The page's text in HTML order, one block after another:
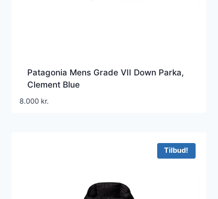
Patagonia Mens Grade VII Down Parka,
Clement Blue
8.000 kr.
Tilbud!